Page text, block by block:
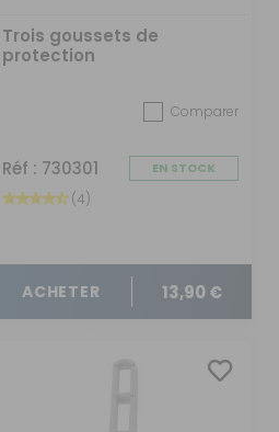
Trois goussets de
protection
Comparer
Réf : 730301 EN STOCK
(4)
ACHETER 13,90 €